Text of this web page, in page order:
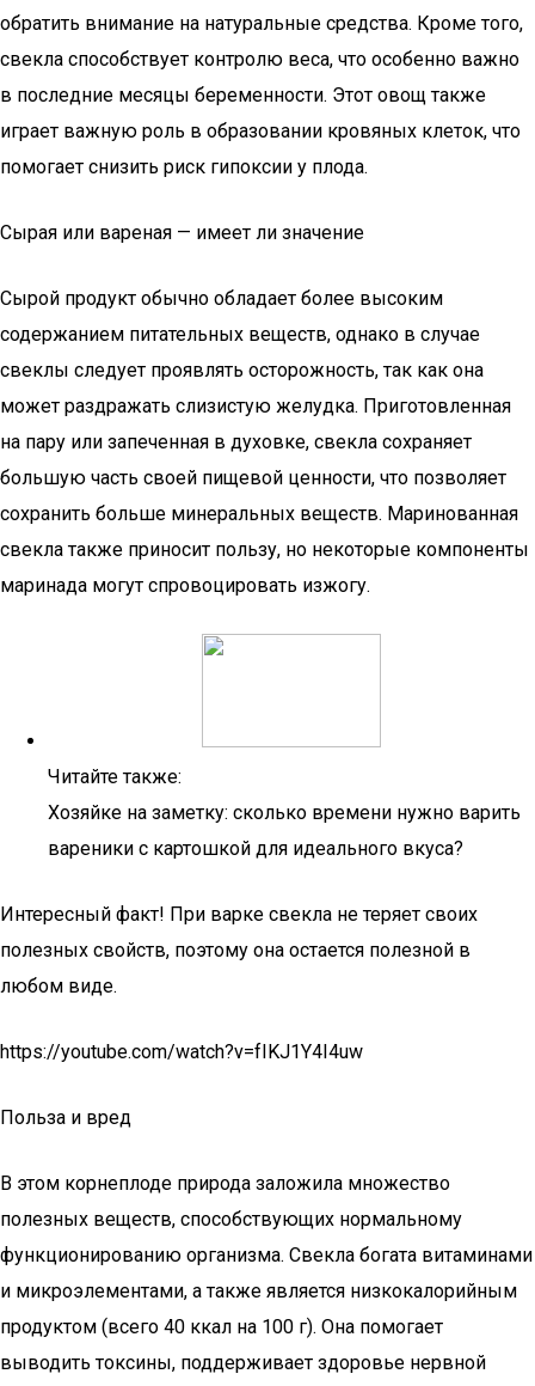
обратить внимание на натуральные средства. Кроме того,
свекла способствует контролю веса, что особенно важно
в последние месяцы беременности. Этот овощ также
играет важную роль в образовании кровяных клеток, что
помогает снизить риск гипоксии у плода.
Сырая или вареная — имеет ли значение
Сырой продукт обычно обладает более высоким
содержанием питательных веществ, однако в случае
свеклы следует проявлять осторожность, так как она
может раздражать слизистую желудка. Приготовленная
на пару или запеченная в духовке, свекла сохраняет
большую часть своей пищевой ценности, что позволяет
сохранить больше минеральных веществ. Маринованная
свекла также приносит пользу, но некоторые компоненты
маринада могут спровоцировать изжогу.
Читайте также:
Хозяйке на заметку: сколько времени нужно варить
вареники с картошкой для идеального вкуса?
Интересный факт! При варке свекла не теряет своих
полезных свойств, поэтому она остается полезной в
любом виде.
https://youtube.com/watch?v=fIKJ1Y4I4uw
Польза и вред
В этом корнеплоде природа заложила множество
полезных веществ, способствующих нормальному
функционированию организма. Свекла богата витаминами
и микроэлементами, а также является низкокалорийным
продуктом (всего 40 ккал на 100 г). Она помогает
выводить токсины, поддерживает здоровье нервной